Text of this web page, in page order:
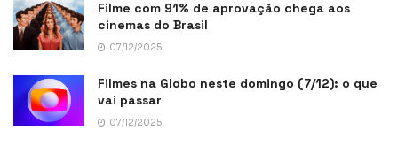
Filme com 91% de aprovação chega aos
cinemas do Brasil
07/12/2025
Filmes na Globo neste domingo (7/12): o que
vai passar
07/12/2025